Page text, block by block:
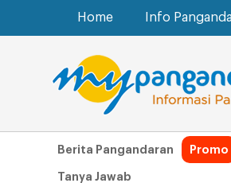
Home Info
Berita Pangandaran Promo
Tanya Jawab